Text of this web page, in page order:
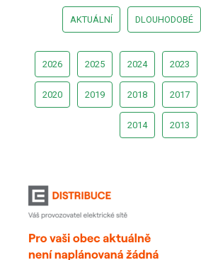
AKTUÁLNÍ DLOUHODOBÉ
2026 2025 2024 2023
2020 2019 2018 2017
2014 2013